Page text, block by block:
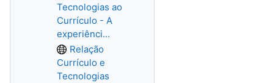
Tecnologias ao
Currículo - A
experiênci...
Relação
Currículo e
Tecnologias